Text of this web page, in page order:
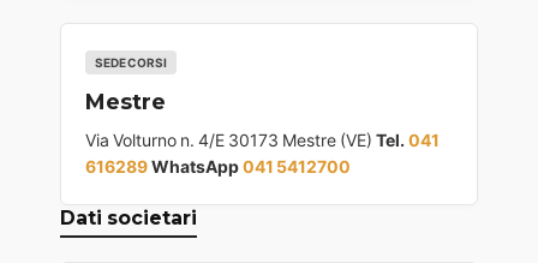
SEDE CORSI
Mestre
Via Volturno n. 4/E 30173 Mestre (VE) Tel. 041
616289WhatsApp041 5412700
Dati societari